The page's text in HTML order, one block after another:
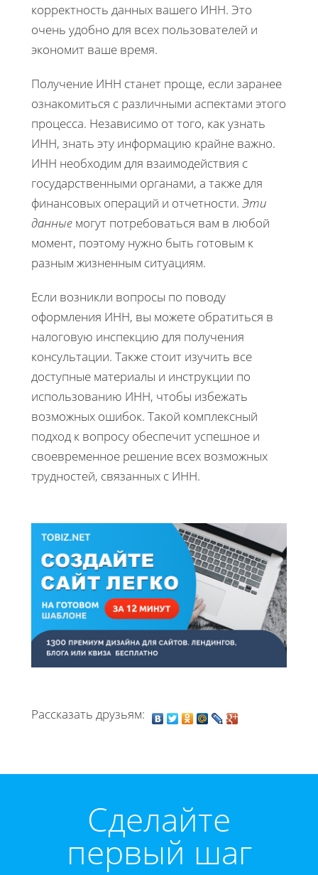
корректность данных вашего ИНН. Это
очень удобно для всех пользователей и
экономит ваше время.
Получение ИНН станет проще, если заранее
ознакомиться с различными аспектами этого
процесса. Независимо от того, как узнать
ИНН, знать эту информацию крайне важно.
ИНН необходим для взаимодействия с
государственными органами, а также для
финансовых операций и отчетности. Эти
данные могут потребоваться вам в любой
момент, поэтому нужно быть готовым к
разным жизненным ситуациям.
Если возникли вопросы по поводу
оформления ИНН, вы можете обратиться в
налоговую инспекцию для получения
консультации. Также стоит изучить все
доступные материалы и инструкции по
использованию ИНН, чтобы избежать
возможных ошибок. Такой комплексный
подход к вопросу обеспечит успешное и
своевременное решение всех возможных
трудностей, связанных с ИНН.
Рассказать друзьям:
Cделайте
первый шаг